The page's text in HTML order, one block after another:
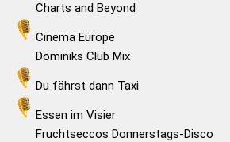
Charts and Beyond
Cinema Europe
Dominiks Club Mix
Du fährst dann Taxi
Essen im Visier
Fruchtseccos Donnerstags-Disco